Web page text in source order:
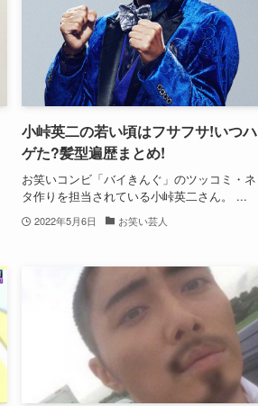
小峠英二の若い頃はフサフサ!いつハ
ゲた?髪型遍歴まとめ!
お笑いコンビ「バイきんぐ」のツッコミ・ネ
タ作りを担当されている小峠英二さん。 ...
2022年5月6日 お笑い芸人